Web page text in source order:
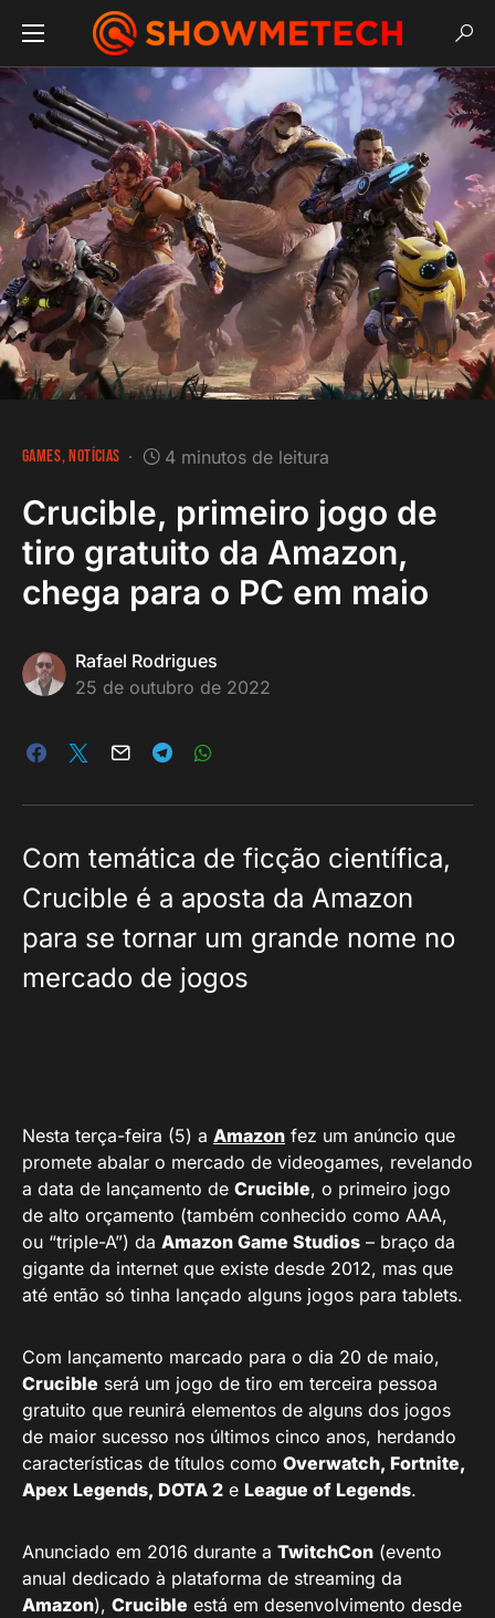
GAMES NOTÍCIAS 4 minutos de leitura
Crucible, primeiro jogo de
tiro gratuito da Amazon,
chega para o PC em maio
Rafael Rodrigues
25 de outubro de 2022
Com temática de ficção científica,
Crucible é a aposta da Amazon
para se tornar um grande nome no
mercado de jogos
Nesta terça-feira (5) a Amazon fez um anúncio que
promete abalar o mercado de videogames, revelando
a data de lançamento de Crucible, o primeiro jogo
de alto orçamento (também conhecido como AAA,
ou “triple-A”) da Amazon Game Studios – braço da
gigante da internet que existe desde 2012, mas que
até então só tinha lançado alguns jogos para tablets.
Com lançamento marcado para o dia 20 de maio,
Crucible será um jogo de tiro em terceira pessoa
gratuito que reunirá elementos de alguns dos jogos
de maior sucesso nos últimos cinco anos, herdando
características de títulos como Overwatch, Fortnite,
Apex Legends, DOTA 2 e League of Legends.
Anunciado em 2016 durante a TwitchCon (evento
anual dedicado à plataforma de streaming da
Amazon), Crucible está em desenvolvimento desde